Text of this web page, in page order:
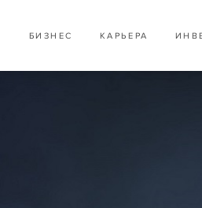
БИЗНЕС КАРЬЕРА